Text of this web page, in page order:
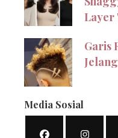
Layer
Garis
Media Sosial